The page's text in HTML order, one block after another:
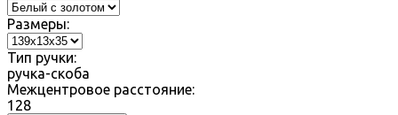
Размеры:
Тип ручки:
ручка-скоба
Межцентровое расстояние:
128